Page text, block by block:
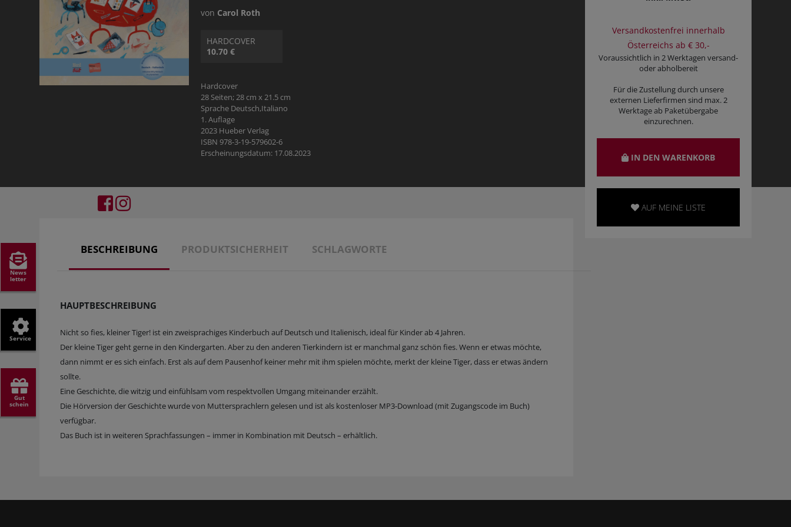
RATGEBER
BILDBÄNDE
GESCHICHTE
PHILOSOPHIE & RELIGION
KOSMOS GECKO RUN
News
letter
Service
Gut
schein
von Carol Roth
HARDCOVER
10.70 €
Hardcover
28 Seiten; 28 cm x 21.5 cm
Sprache Deutsch,Italiano
1. Auflage
2023 Hueber Verlag
ISBN 978-3-19-579602-6
Erscheinungsdatum: 17.08.2023
BESCHREIBUNG PRODUKTSICHERHEIT SCHLAGWORTE
HAUPTBESCHREIBUNG
Nicht so fies, kleiner Tiger! ist ein zweisprachiges Kinderbuch auf Deutsch und Italienisch, ideal für Kinder ab 4 Jahren.
Der kleine Tiger geht gerne in den Kindergarten. Aber zu den anderen Tierkindern ist er manchmal ganz schön fies. Wenn er etwas möchte,
dann nimmt er es sich einfach. Erst als auf dem Pausenhof keiner mehr mit ihm spielen möchte, merkt der kleine Tiger, dass er etwas ändern
sollte.
Eine Geschichte, die witzig und einfühlsam vom respektvollen Umgang miteinander erzählt.
Die Hörversion der Geschichte wurde von Muttersprachlern gelesen und ist als kostenloser MP3-Download (mit Zugangscode im Buch)
verfügbar.
Das Buch ist in weiteren Sprachfassungen – immer in Kombination mit Deutsch – erhältlich.
Versandkostenfrei innerhalb
Österreichs ab € 30,-
Voraussichtlich in 2 Werktagen versand-
oder abholbereit
Für die Zustellung durch unsere
externen Lieferfirmen sind max. 2
Werktage ab Paketübergabe
einzurechnen.
IN DEN WARENKORB
AUF MEINE LISTE